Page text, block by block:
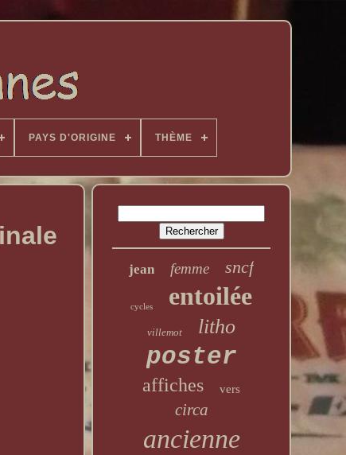
PAYS D'ORIGINE THÈME
jean femme sncf
cycles entoilée
villemot litho
poster
affiches vers
circa
ancienne